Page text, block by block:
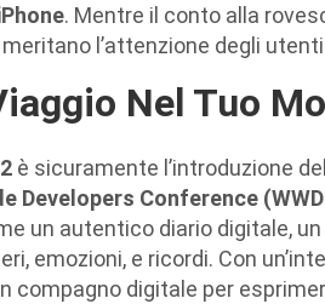
. Mentre il conto alla
l’attenzione degli
Nel Tuo
è sicuramente l’introduzione
Developers Conference
un autentico diario digitale,
emozioni, e ricordi. Con
compagno digitale per